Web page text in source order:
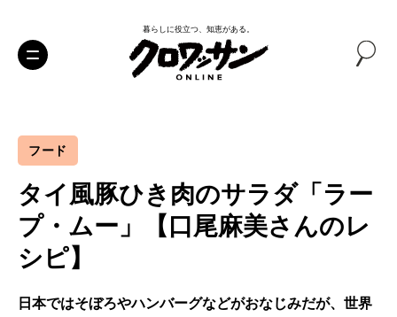
暮らしに役立つ、知恵がある。
フード
タイ風豚ひき肉のサラダ「ラー
プ・ムー」【口尾麻美さんのレ
シピ】
日本ではそぼろやハンバーグなどがおなじみだが、世界